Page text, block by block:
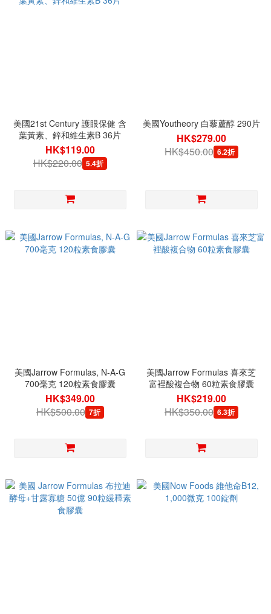
美國21st Century 護眼保健 含
葉黃素、鋅和維生素B 36片
HK$119.00
HK$220.00 5.4折
美國Youtheory 白藜蘆醇 290片
HK$279.00
HK$450.00 6.2折
美國Jarrow Formulas, N-A-G
700毫克 120粒素食膠囊
HK$349.00
HK$500.00 7折
美國Jarrow Formulas 喜來芝
富裡酸複合物 60粒素食膠囊
HK$219.00
HK$350.00 6.3折